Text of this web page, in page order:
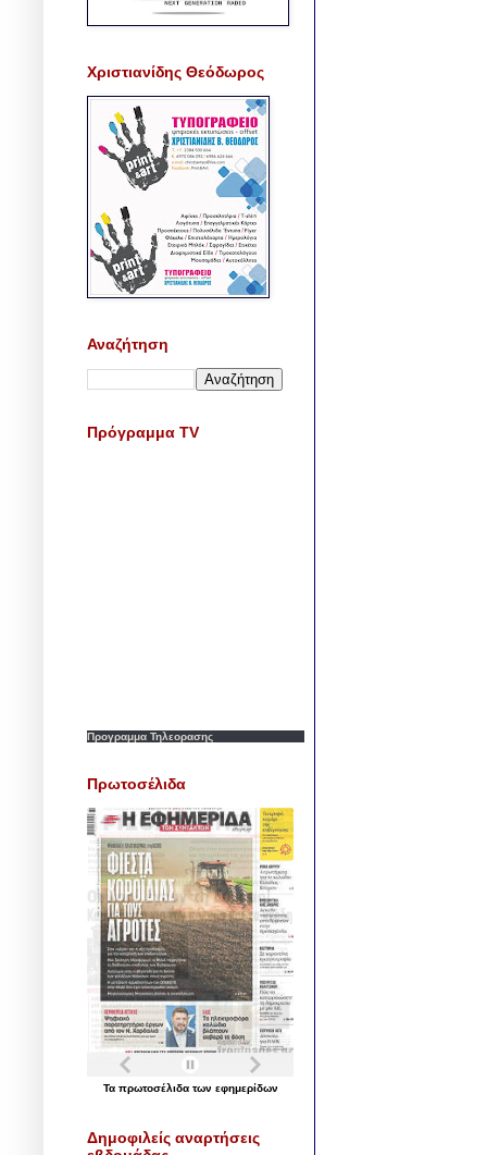
Χριστιανίδης Θεόδωρος
Αναζήτηση
Πρόγραμμα TV
Προγραμμα Τηλεορασης
Πρωτοσέλιδα
Τα πρωτοσέλιδα των εφημερίδων
Δημοφιλείς αναρτήσεις